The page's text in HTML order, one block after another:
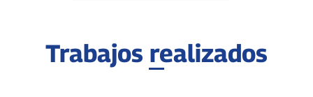
Trabajos realizados